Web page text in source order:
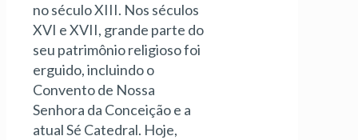
no século XIII. Nos séculos
XVI e XVII, grande parte do
seu patrimônio religioso foi
erguido, incluindo o
Convento de Nossa
Senhora da Conceição e a
atual Sé Catedral. Hoje,